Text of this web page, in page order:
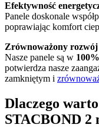
Efektywność
Panele doskonale
poprawiając komfort
Zrównoważony
Nasze panele są w
potwierdza nasze
zamkniętym i
Dlaczego
STACBOND 2